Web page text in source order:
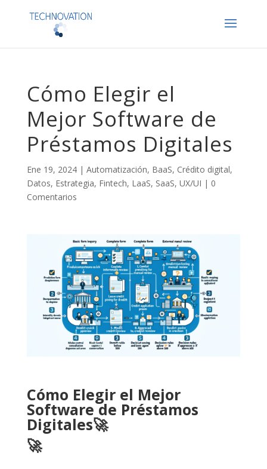
Cómo Elegir el
Mejor Software de
Préstamos Digitales
Ene 19, 2024| Automatización, BaaS, Crédito digital,
Datos, Estrategia, Fintech, LaaS, SaaS, UX/UI | 0
Comentarios
Cómo Elegir el Mejor
Software de Préstamos
Digitales🚀
🚀